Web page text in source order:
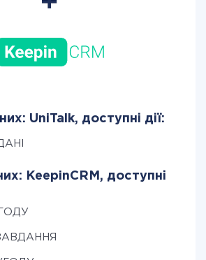
UniTalk, доступні дії:
KeepinCRM, доступні